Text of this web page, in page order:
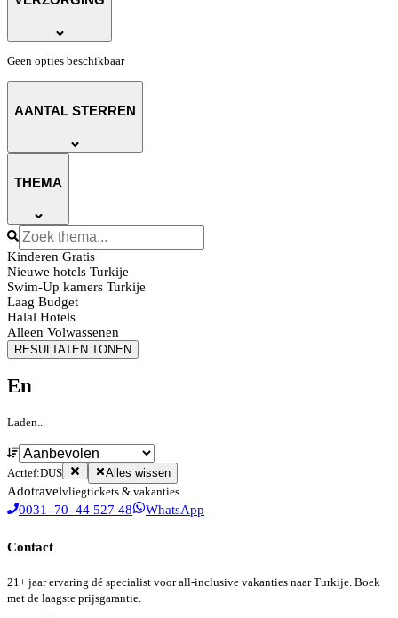
Geen opties beschikbaar
AANTAL STERREN
THEMA
Kinderen Gratis
Nieuwe hotels Turkije
Swim-Up kamers Turkije
Laag Budget
Halal Hotels
Alleen Volwassenen
RESULTATEN TONEN
En
Laden...
Actief:DUS Alles wissen
Adotravelvliegtickets & vakanties
0031–70–44 527 48 WhatsApp
Contact
21+ jaar ervaring dé specialist voor all-inclusive vakanties naar Turkije. Boek
met de laagste prijsgarantie.